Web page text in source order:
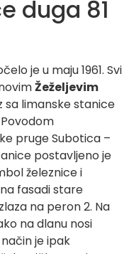
duga 81
je u maju 1961. Svi
Žeželjevim
sa limanske stanice
pruge Subotica –
postavljeno je
železnice i
fasadi stare
na peron 2. Na
na dlanu nosi
je ipak